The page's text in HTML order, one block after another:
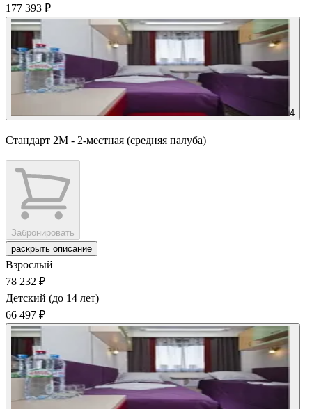
177 393 ₽
4
Стандарт 2М - 2-местная (средняя палуба)
Забронировать
раскрыть описание
Взрослый
78 232 ₽
Детский (до 14 лет)
66 497 ₽